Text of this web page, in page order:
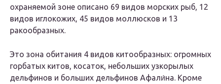
охраняемой зоне описано 69 видов морских рыб, 12
видов иглокожих, 45 видов моллюсков и 13
ракообразных.
Это зона обитания 4 видов китообразных: огромных
горбатых китов, косаток, небольших узкорылых
дельфинов и больших дельфинов Афали́на. Кроме